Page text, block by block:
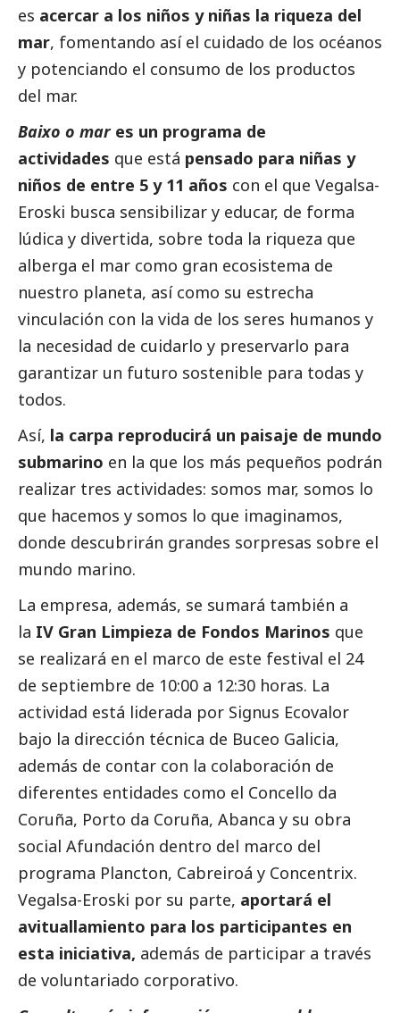
es acercar a los niños y niñas la riqueza del
mar, fomentando así el cuidado de los océanos
y potenciando el consumo de los productos
del mar.
Baixo o mares un programa de
actividades que está pensado para niñas y
niños de entre 5 y 11 años con el que Vegalsa-
Eroski busca sensibilizar y educar, de forma
lúdica y divertida, sobre toda la riqueza que
alberga el mar como gran ecosistema de
nuestro planeta, así como su estrecha
vinculación con la vida de los seres humanos y
la necesidad de cuidarlo y preservarlo para
garantizar un futuro sostenible para todas y
todos.
Así, la carpa reproducirá un paisaje de mundo
submarino en la que los más pequeños podrán
realizar tres actividades: somos mar, somos lo
que hacemos y somos lo que imaginamos,
donde descubrirán grandes sorpresas sobre el
mundo marino.
La empresa, además, se sumará también a
la IV Gran Limpieza de Fondos Marinos que
se realizará en el marco de este festival el 24
de septiembre de 10:00 a 12:30 horas. La
actividad está liderada por Signus Ecovalor
bajo la dirección técnica de Buceo Galicia,
además de contar con la colaboración de
diferentes entidades como el Concello da
Coruña, Porto da Coruña, Abanca y su obra
social Afundación dentro del marco del
programa Plancton, Cabreiroá y Concentrix.
Vegalsa-Eroski por su parte, aportará el
avituallamiento para los participantes en
esta iniciativa, además de participar a través
de voluntariado corporativo.